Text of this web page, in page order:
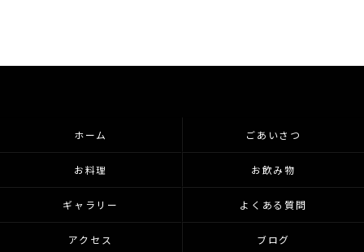
ホーム ごあいさつ
お料理 お飲み物
ギャラリー よくある質問
アクセス ブログ